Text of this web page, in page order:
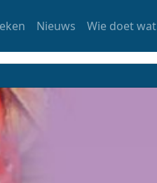
Nieuws Wie doet wat